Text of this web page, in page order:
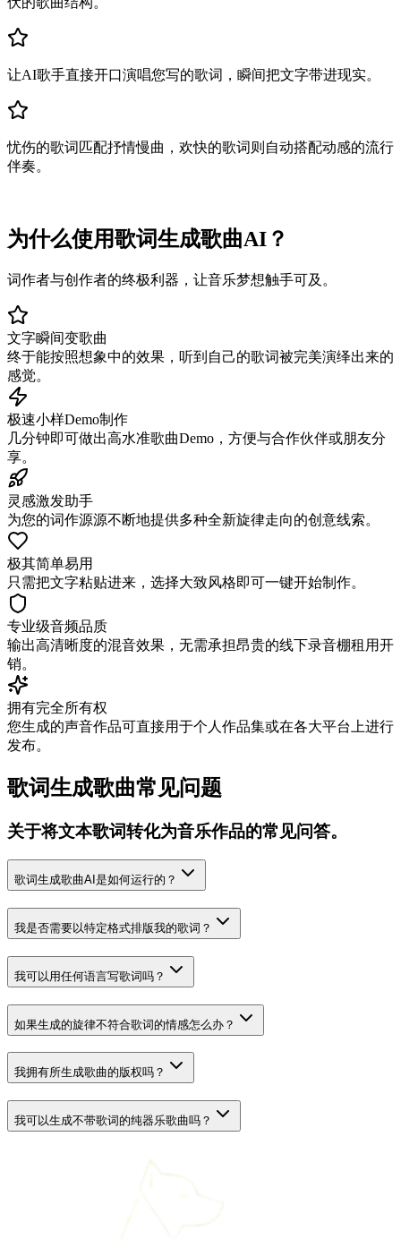
让AI歌手直接开口演唱您写的歌词，瞬间把文字带进现实。
忧伤的歌词匹配抒情慢曲，欢快的歌词则自动搭配动感的流行
伴奏。
为什么使用歌词生成歌曲AI？
词作者与创作者的终极利器，让音乐梦想触手可及。
文字瞬间变歌曲
终于能按照想象中的效果，听到自己的歌词被完美演绎出来的
感觉。
极速小样Demo制作
几分钟即可做出高水准歌曲Demo，方便与合作伙伴或朋友分
享。
灵感激发助手
为您的词作源源不断地提供多种全新旋律走向的创意线索。
极其简单易用
只需把文字粘贴进来，选择大致风格即可一键开始制作。
专业级音频品质
输出高清晰度的混音效果，无需承担昂贵的线下录音棚租用开
销。
拥有完全所有权
您生成的声音作品可直接用于个人作品集或在各大平台上进行
发布。
歌词生成歌曲常见问题
关于将文本歌词转化为音乐作品的常见问答。
歌词生成歌曲AI是如何运行的？
我是否需要以特定格式排版我的歌词？
我可以用任何语言写歌词吗？
如果生成的旋律不符合歌词的情感怎么办？
我拥有所生成歌曲的版权吗？
我可以生成不带歌词的纯器乐歌曲吗？